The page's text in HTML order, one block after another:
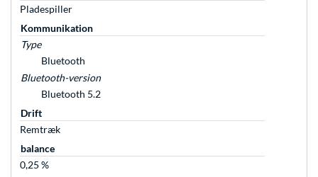
Pladespiller
Kommunikation
Type
Bluetooth
Bluetooth-version
Bluetooth 5.2
Drift
Remtræk
balance
0,25 %